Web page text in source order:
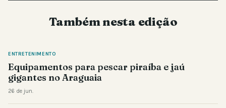
Também nesta edição
ENTRETENIMENTO
Equipamentos para pescar piraíba e jaú
gigantes no Araguaia
26 de jun.